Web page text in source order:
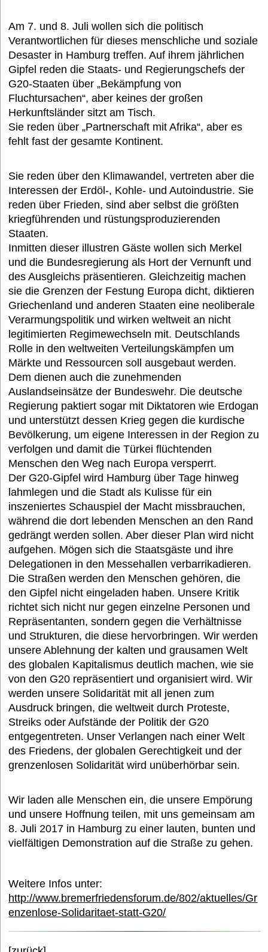
Am 7. und 8. Juli wollen sich die politisch
Verantwortlichen für dieses menschliche und soziale
Desaster in Hamburg treffen. Auf ihrem jährlichen
Gipfel reden die Staats- und Regierungschefs der
G20-Staaten über „Bekämpfung von
Fluchtursachen“, aber keines der großen
Herkunftsländer sitzt am Tisch.
Sie reden über „Partnerschaft mit Afrika“, aber es
fehlt fast der gesamte Kontinent.
Sie reden über den Klimawandel, vertreten aber die
Interessen der Erdöl-, Kohle- und Autoindustrie. Sie
reden über Frieden, sind aber selbst die größten
kriegführenden und rüstungsproduzierenden
Staaten.
Inmitten dieser illustren Gäste wollen sich Merkel
und die Bundesregierung als Hort der Vernunft und
des Ausgleichs präsentieren. Gleichzeitig machen
sie die Grenzen der Festung Europa dicht, diktieren
Griechenland und anderen Staaten eine neoliberale
Verarmungspolitik und wirken weltweit an nicht
legitimierten Regimewechseln mit. Deutschlands
Rolle in den weltweiten Verteilungskämpfen um
Märkte und Ressourcen soll ausgebaut werden.
Dem dienen auch die zunehmenden
Auslandseinsätze der Bundeswehr. Die deutsche
Regierung paktiert sogar mit Diktatoren wie Erdogan
und unterstützt dessen Krieg gegen die kurdische
Bevölkerung, um eigene Interessen in der Region zu
verfolgen und damit die Türkei flüchtenden
Menschen den Weg nach Europa versperrt.
Der G20-Gipfel wird Hamburg über Tage hinweg
lahmlegen und die Stadt als Kulisse für ein
inszeniertes Schauspiel der Macht missbrauchen,
während die dort lebenden Menschen an den Rand
gedrängt werden sollen. Aber dieser Plan wird nicht
aufgehen. Mögen sich die Staatsgäste und ihre
Delegationen in den Messehallen verbarrikadieren.
Die Straßen werden den Menschen gehören, die
den Gipfel nicht eingeladen haben. Unsere Kritik
richtet sich nicht nur gegen einzelne Personen und
Repräsentanten, sondern gegen die Verhältnisse
und Strukturen, die diese hervorbringen. Wir werden
unsere Ablehnung der kalten und grausamen Welt
des globalen Kapitalismus deutlich machen, wie sie
von den G20 repräsentiert und organisiert wird. Wir
werden unsere Solidarität mit all jenen zum
Ausdruck bringen, die weltweit durch Proteste,
Streiks oder Aufstände der Politik der G20
entgegentreten. Unser Verlangen nach einer Welt
des Friedens, der globalen Gerechtigkeit und der
grenzenlosen Solidarität wird unüberhörbar sein.
Wir laden alle Menschen ein, die unsere Empörung
und unsere Hoffnung teilen, mit uns gemeinsam am
8. Juli 2017 in Hamburg zu einer lauten, bunten und
vielfältigen Demonstration auf die Straße zu gehen.
Weitere Infos unter:
http://www.bremerfriedensforum.de/802/aktuelles/Gr
enzenlose-Solidaritaet-statt-G20/